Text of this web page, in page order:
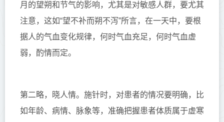
月的望朔和节气的影响，尤其是对敏感人群，要尤其
注意，这如“望不补而朔不泻”所言，在一天中，要根
据人的气血变化规律，何时气血充足，何时气血虚
弱，酌情而定。
第二略，晓人情。 施针时，对患者的情况要明确，比
如年龄、病情、脉象等，准确把握患者体质属于虚寒